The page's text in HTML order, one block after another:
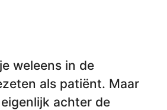
weleens in de
als patiënt. Maar
achter de